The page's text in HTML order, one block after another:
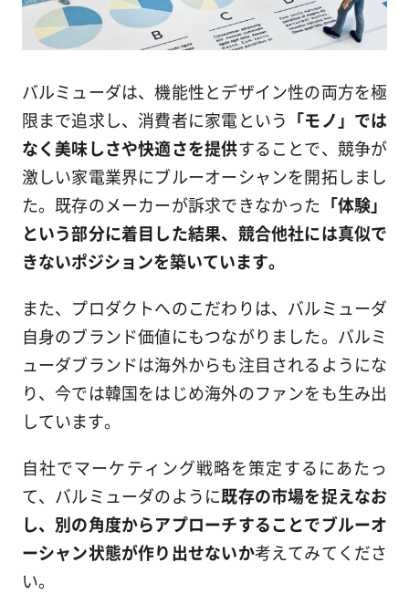
バルミューダは、機能性とデザイン性の両方を極
限まで追求し、消費者に家電という 「モノ」では
なく美味しさや快適さを提供することで、競争が
激しい家電業界にブルーオーシャンを開拓しまし
た。既存のメーカーが訴求できなかった 「体験」
という部分に着目した結果、競合他社には真似で
きないポジションを築いています。
また、プロダクトへのこだわりは、バルミューダ
自身のブランド価値にもつながりました。バルミ
ューダブランドは海外からも注目されるようにな
り、今では韓国をはじめ海外のファンをも生み出
しています。
自社でマーケティング戦略を策定するにあたっ
て、バルミューダのように既存の市場を捉えなお
し、別の角度からアプローチすることでブルーオ
ーシャン状態が作り出せないか考えてみてくださ
い。